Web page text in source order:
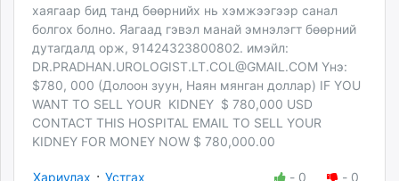
хаягаар бид танд бөөрнийх нь хэмжээгээр санал
болгох болно. Яагаад гэвэл манай эмнэлэгт бөөрний
дутагдалд орж, 91424323800802. имэйл:
DR.PRADHAN.UROLOGIST.LT.COL@GMAIL.COM Yнэ:
$780, 000 (Долоон зуун, Наян мянган доллар) IF YOU
WANT TO SELL YOUR KIDNEY $ 780,000 USD
CONTACT THIS HOSPITAL EMAIL TO SELL YOUR
KIDNEY FOR MONEY NOW $ 780,000.00
Хариулах · Устгах - 0 - 0